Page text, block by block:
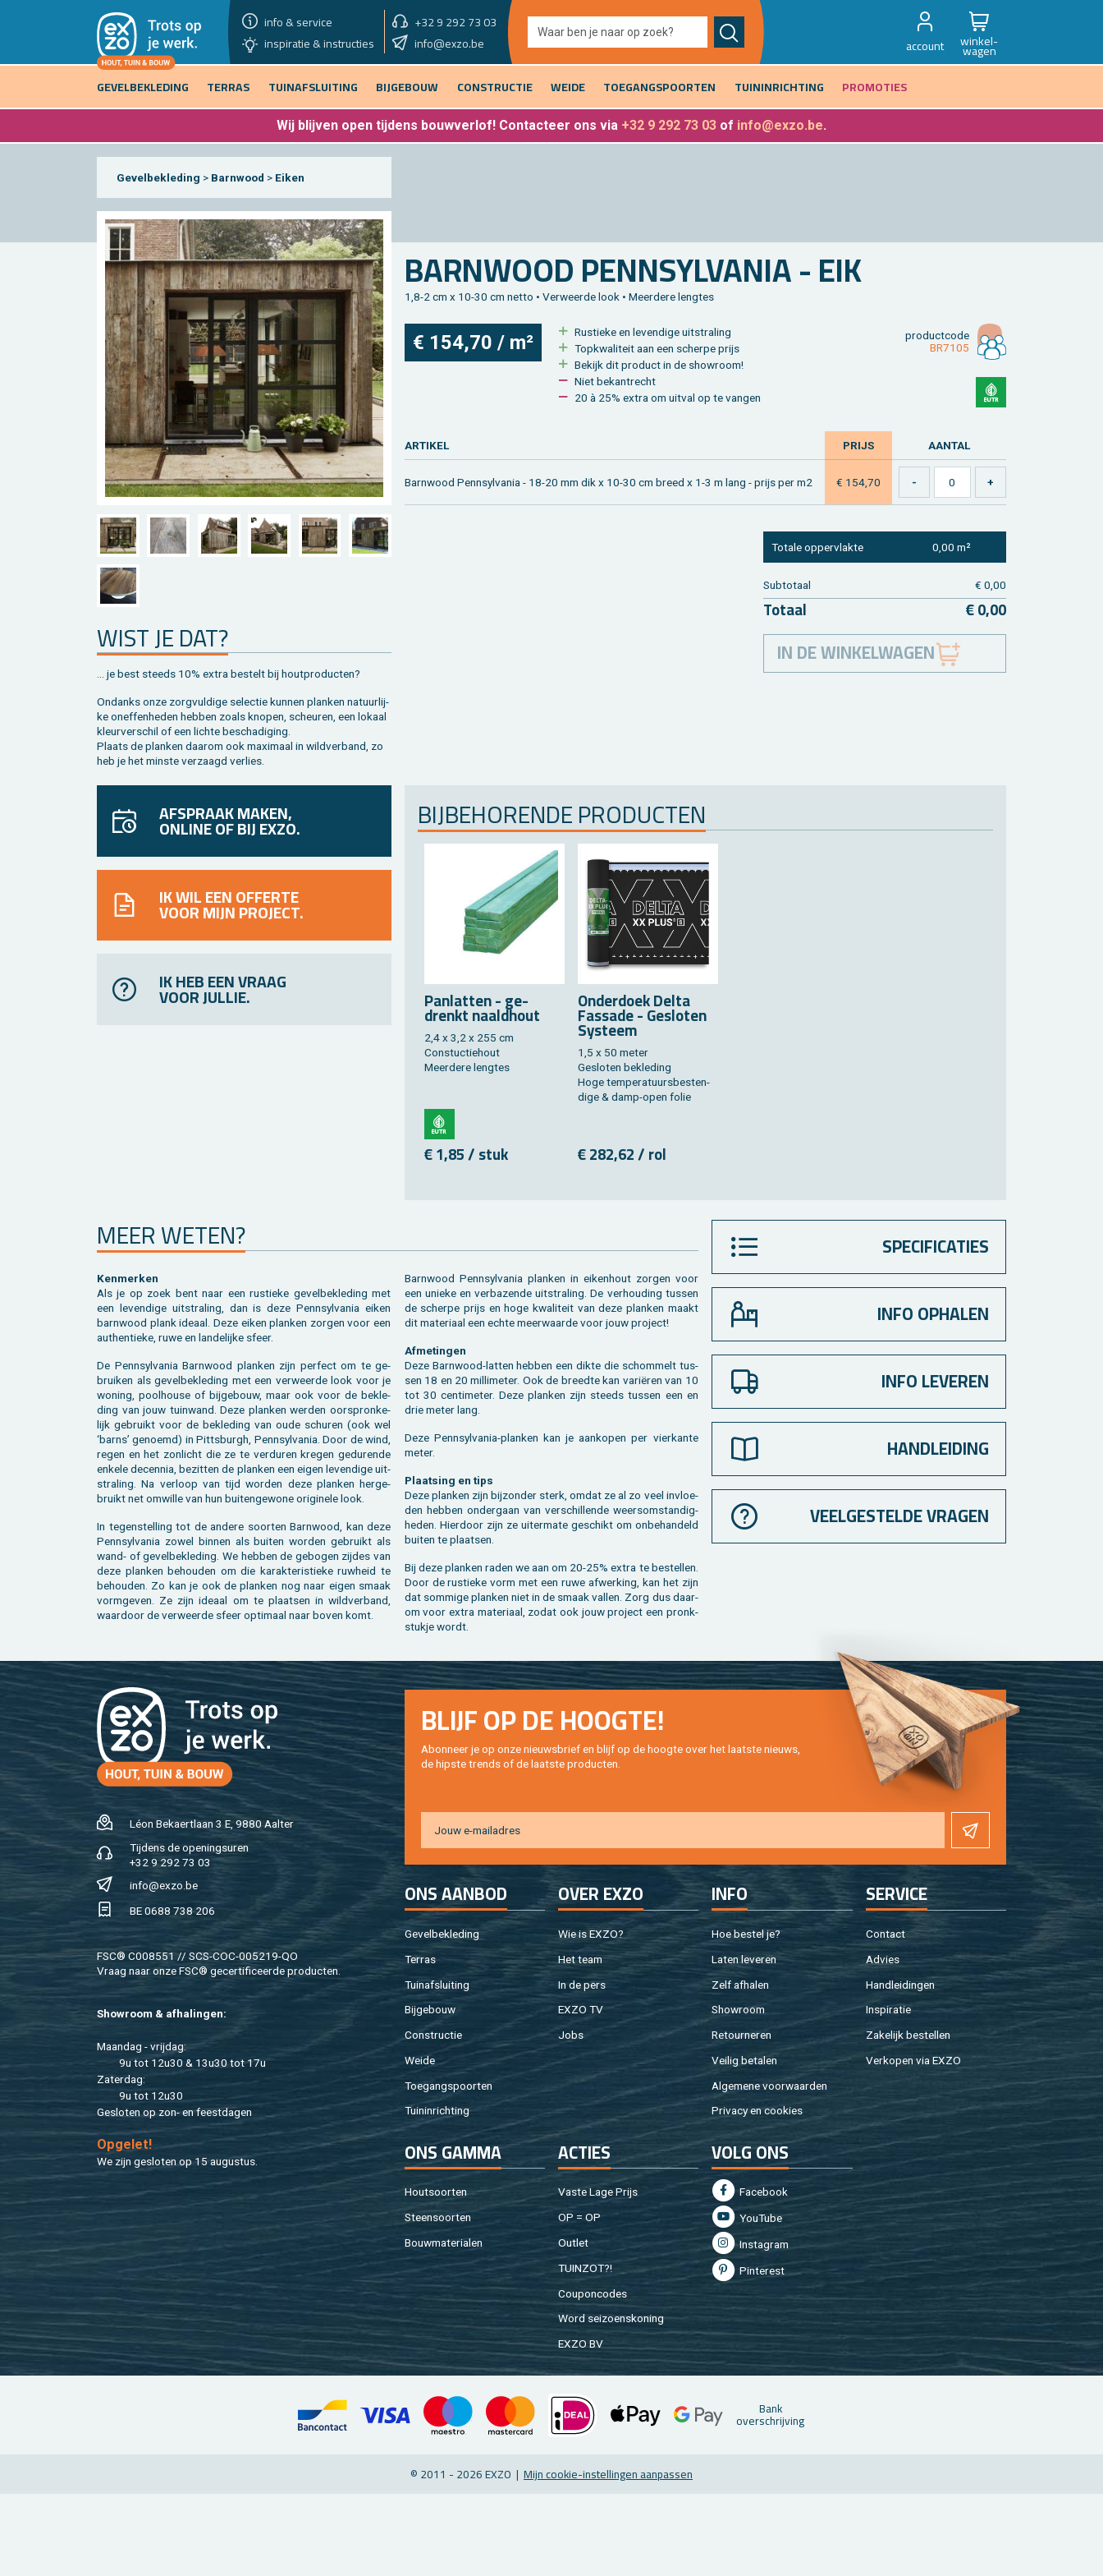
info & service +32 9 292 73 03
showroom vandaag
inspiratie & instructies
info@exzo.be 9u - 12u30 & 13u30 - 17u account winkel-
wagen
GEVELBEKLEDING
TERRAS TUINAFSLUITING BIJGEBOUW CONSTRUCTIE WEIDE TOEGANGSPOORTEN TUININRICHTING PROMOTIES
Wij blijven open tijdens bouwverlof! Contacteer ons via +32 9 292 73 03 of info@exzo.be.
Gevelbekleding > Barnwood > Eiken
WIST JE DAT?
... je best steeds 10% extra be­stelt bij hout­pro­duc­ten?
On­danks onze zorg­vul­di­ge se­lec­tie kun­nen plan­ken na­tuur­lij­
ke on­ef­fen­he­den heb­ben zoals kno­pen, scheu­ren, een lo­kaal
kleur­ver­schil of een lich­te be­scha­di­ging.
Plaats de plan­ken daar­om ook maxi­maal in wild­ver­band, zo
heb je het min­ste ver­zaagd ver­lies.
BARN­WOOD PEN­N­SYL­VANIA - EIK
1,8-2 cm x 10-30 cm netto • Ver­weer­de look • Meer­de­re leng­tes
€ 154,70 / m²
Rus­tie­ke en le­ven­di­ge uit­stra­ling
Top­kwa­li­teit aan een scher­pe prijs
Be­kijk dit pro­duct in de show­room!
Niet be­kant­recht
20 à 25% extra om uit­val op te van­gen
product­code
BR7105
AR­TI­KEL PRIJS AAN­TAL
Barn­wood Pen­n­syl­vania - 18-20 mm dik x 10-30 cm breed x 1-3 m lang - prijs per m2 € 154,70
To­ta­le op­per­vlak­te 0,00 m²
Sub­to­taal € 0,00
To­taal € 0,00
IN DE WINKELWAGEN
AFSPRAAK MAKEN,
ONLINE OF BIJ EXZO.
IK WIL EEN OFFERTE
VOOR MIJN PROJECT.
IK HEB EEN VRAAG
VOOR JULLIE.
BIJ­BE­HO­REN­DE PRO­DUC­TEN
Pan­lat­ten - ge­
drenkt naald­hout
2,4 x 3,2 x 255 cm
Constuc­tie­hout
Meer­de­re leng­tes
€ 1,85 / stuk
On­der­doek Delta
Fas­sa­de - Ge­slo­ten
Sys­teem
1,5 x 50 meter
Ge­slo­ten be­kle­ding
Hoge tem­pe­ra­tuurs­be­sten­
di­ge & damp-open folie
€ 282,62 / rol
MEER WETEN?
Ken­mer­ken
Als je op zoek bent naar een rus­tie­ke ge­vel­be­kle­ding met
een le­ven­di­ge uit­stra­ling, dan is deze Pen­n­syl­vania eiken
barn­wood plank ide­aal. Deze eiken plan­ken zor­gen voor een
au­then­tie­ke, ruwe en lan­de­lij­ke sfeer.
De Pen­n­syl­vania Barn­wood plan­ken zijn per­fect om te ge­
brui­ken als ge­vel­be­kle­ding met een ver­weer­de look voor je
wo­ning, pool­hou­se of bij­ge­bouw, maar ook voor de be­kle­
ding van jouw tuin­wand. Deze plan­ken wer­den oor­spron­ke­
lijk ge­bruikt voor de be­kle­ding van oude schu­ren (ook wel
‘barns’ ge­noemd) in Pitts­burgh, Pen­n­syl­vania. Door de wind,
regen en het zon­licht die ze te ver­du­ren kre­gen ge­du­ren­de
en­ke­le de­cen­nia, be­zit­ten de plan­ken een eigen le­ven­di­ge uit­
stra­ling. Na ver­loop van tijd wor­den deze plan­ken her­ge­
bruikt net om­wil­le van hun bui­ten­ge­wo­ne ori­gi­ne­le look.
In te­gen­stel­ling tot de an­de­re soor­ten Barn­wood, kan deze
Pen­n­syl­vania zowel bin­nen als bui­ten wor­den ge­bruikt als
wand- of ge­vel­be­kle­ding. We heb­ben de ge­bo­gen zij­des van
deze plan­ken be­hou­den om die ka­rak­te­ris­tie­ke ruw­heid te
be­hou­den. Zo kan je ook de plan­ken nog naar eigen smaak
vorm­ge­ven. Ze zijn ide­aal om te plaat­sen in wild­ver­band,
waar­door de ver­weer­de sfeer op­ti­maal naar boven komt.
Barn­wood Pen­n­syl­vania plan­ken in ei­ken­hout zor­gen voor
een unie­ke en ver­ba­zen­de uit­stra­ling. De ver­hou­ding tus­sen
de scher­pe prijs en hoge kwa­li­teit van deze plan­ken maakt
dit ma­te­ri­aal een echte meer­waar­de voor jouw pro­ject!
Af­me­tin­gen
Deze Barn­wood-lat­ten heb­ben een dikte die schom­melt tus­
sen 18 en 20 mil­li­me­ter. Ook de breed­te kan variëren van 10
tot 30 cen­ti­me­ter. Deze plan­ken zijn steeds tus­sen een en
drie meter lang.
Deze Pen­n­syl­vania-plan­ken kan je aan­ko­pen per vier­kan­te
meter.
Plaat­sing en tips
Deze plan­ken zijn bij­zon­der sterk, omdat ze al zo veel in­vloe­
den heb­ben on­der­gaan van ver­schil­len­de weers­om­stan­dig­
he­den. Hier­door zijn ze ui­ter­ma­te ge­schikt om on­be­han­deld
bui­ten te plaat­sen.
Bij deze plan­ken raden we aan om 20-25% extra te be­stel­len.
Door de rus­tie­ke vorm met een ruwe af­wer­king, kan het zijn
dat som­mi­ge plan­ken niet in de smaak val­len. Zorg dus daar­
om voor extra ma­te­ri­aal, zodat ook jouw pro­ject een pronk­
stuk­je wordt.
SPECIFICATIES
INFO OPHALEN
INFO LEVEREN
HANDLEIDING
VEELGESTELDE VRAGEN
Léon Be­kaert­laan 3 E, 9880 Aal­ter
Tij­dens de ope­nings­uren
+32 9 292 73 03
info@​exzo.​be
BE 0688 738 206
FSC® C008551 // SCS-COC-005219-QO
Vraag naar onze FSC® ge­cer­ti­fi­ceer­de pro­duc­ten.
Show­room & af­ha­lin­gen:
Maan­dag - vrij­dag:
9u tot 12u30 & 13u30 tot 17u
Za­ter­dag:
9u tot 12u30
Ge­slo­ten op zon- en feest­da­gen
Op­ge­let!
We zijn ge­slo­ten op 15 au­gus­tus.
BLIJF OP DE HOOG­TE!
Abon­neer je op onze nieuws­brief en blijf op de hoog­te over het laat­ste nieuws,
de hip­s­te trends of de laat­ste pro­duc­ten.
ONS AAN­BOD
Ge­vel­be­kle­ding
Ter­ras
Tuin­af­slui­ting
Bij­ge­bouw
Con­struc­tie
Weide
Toe­gangs­poor­ten
Tuin­in­rich­ting
OVER EXZO
Wie is EXZO?
Het team
In de pers
EXZO TV
Jobs
INFO
Hoe be­stel je?
Laten le­ve­ren
Zelf af­ha­len
Show­room
Re­tour­ne­ren
Vei­lig be­ta­len
Al­ge­me­ne voor­waar­den
Pri­va­cy en coo­kies
SER­VI­CE
Con­tact
Ad­vies
Hand­lei­din­gen
In­spi­ra­tie
Za­ke­lijk be­stel­len
Ver­ko­pen via EXZO
ONS GAMMA
Hout­soor­ten
Steen­soor­ten
Bouw­ma­te­ri­a­len
AC­TIES
Vaste Lage Prijs
OP = OP
Out­let
TUIN­ZOT?!
Cou­pon­co­des
Word sei­zoens­ko­ning
EXZO BV
VOLG ONS
Fa­cebook
You­Tu­be
In­st­agram
Pin­te­rest
Bank
over­schrij­ving
© 2011 - 2026 EXZO | Mijn coo­kie-in­stel­lin­gen aan­pas­sen